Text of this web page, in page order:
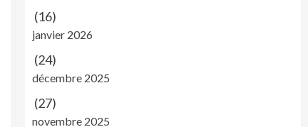
(16)
janvier 2026
(24)
décembre 2025
(27)
novembre 2025